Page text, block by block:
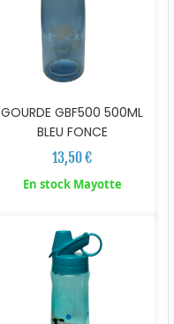
GOURDE GBF500 500ML
BLEU FONCE
13,50 €
En stock Mayotte